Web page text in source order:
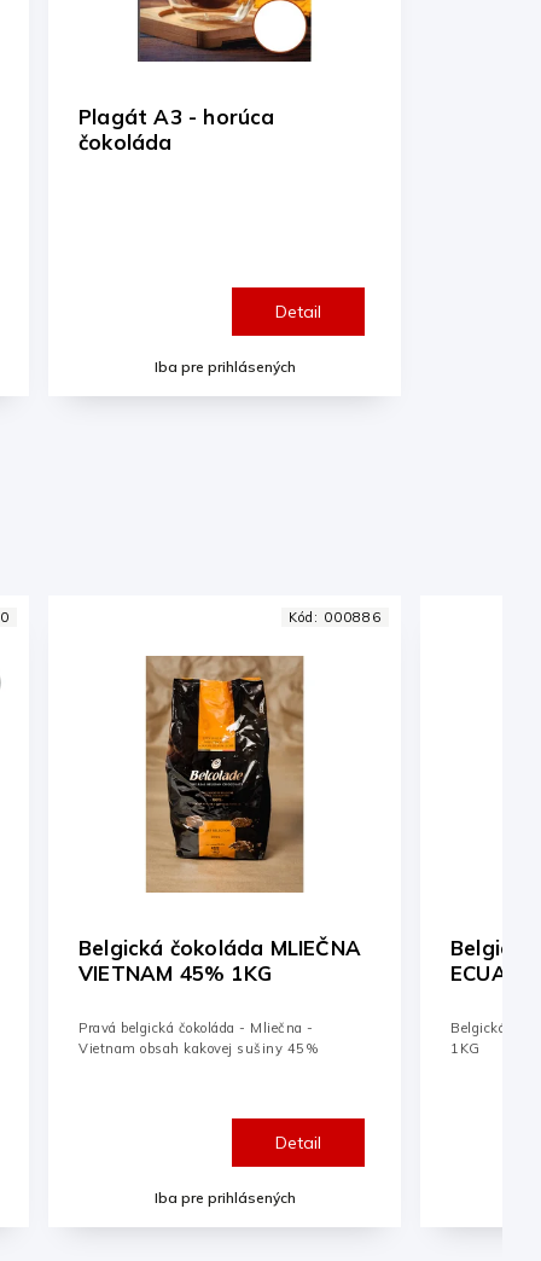
Plagát A3 - horúca
čokoláda
Iba pre prihlásených
Detail
Belgická čokoláda HORKÁ
ECUADOR 71% 1KG
Iba pre prihlásených
Detail
Belgická čokoláda HORKÁ ECUADOR 71%
1KG
Kód: 000884
Belgická
1KG